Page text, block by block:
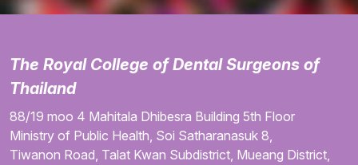
The Royal College of Dental Surgeons of
Thailand
88/19 moo 4 Mahitala Dhibesra Building 5th Floor
Ministry of Public Health, Soi Satharanasuk 8,
Tiwanon Road, Talat Kwan Subdistrict, Mueang District,